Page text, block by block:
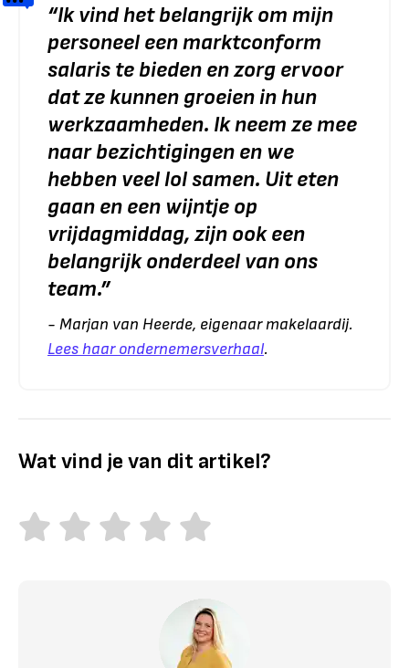
“Ik vind het belangrijk om mijn
personeel een marktconform
salaris te bieden en zorg ervoor
dat ze kunnen groeien in hun
werkzaamheden. Ik neem ze mee
naar bezichtigingen en we
hebben veel lol samen. Uit eten
gaan en een wijntje op
vrijdagmiddag, zijn ook een
belangrijk onderdeel van ons
team.”
- Marjan van Heerde, eigenaar makelaardij.
Lees haar ondernemersverhaal.
Wat vind je van dit artikel?